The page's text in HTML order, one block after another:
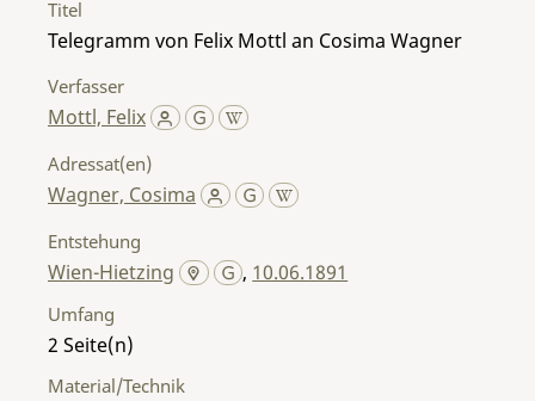
Titel
Telegramm von Felix Mottl an Cosima Wagner
Verfasser
Mottl, Felix
Adressat(en)
Wagner, Cosima
Entstehung
Wien-Hietzing , 10.06.1891
Umfang
2
Material/Technik